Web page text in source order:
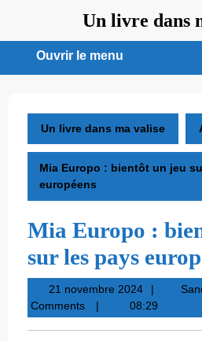
contenu
Un livre dans
Ouvrir le menu
menu
Un livre dans ma valise
Mia Europo : bientôt un jeu
européens
Mia Europo :
sur les pays
21 novembre 202421
novembre
2024
Comments
08:29